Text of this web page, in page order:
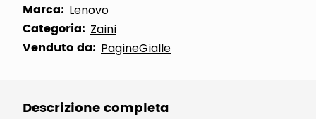
Marca: Lenovo
Categoria: Zaini
Venduto da: PagineGialle
Descrizione completa